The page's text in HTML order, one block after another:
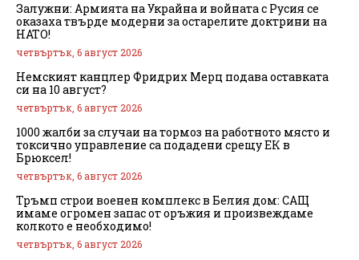
Залужни: Армията на Украйна и войната с Русия се
оказаха твърде модерни за остарелите доктрини на
НАТО!
четвъртък, 6 август 2026
Немският канцлер Фридрих Мерц подава оставката
си на 10 август?
четвъртък, 6 август 2026
1000 жалби за случаи на тормоз на работното място и
токсично управление са подадени срещу ЕК в
Брюксел!
четвъртък, 6 август 2026
Тръмп строи военен комплекс в Белия дом: САЩ
имаме огромен запас от оръжия и произвеждаме
колкото е необходимо!
четвъртък, 6 август 2026